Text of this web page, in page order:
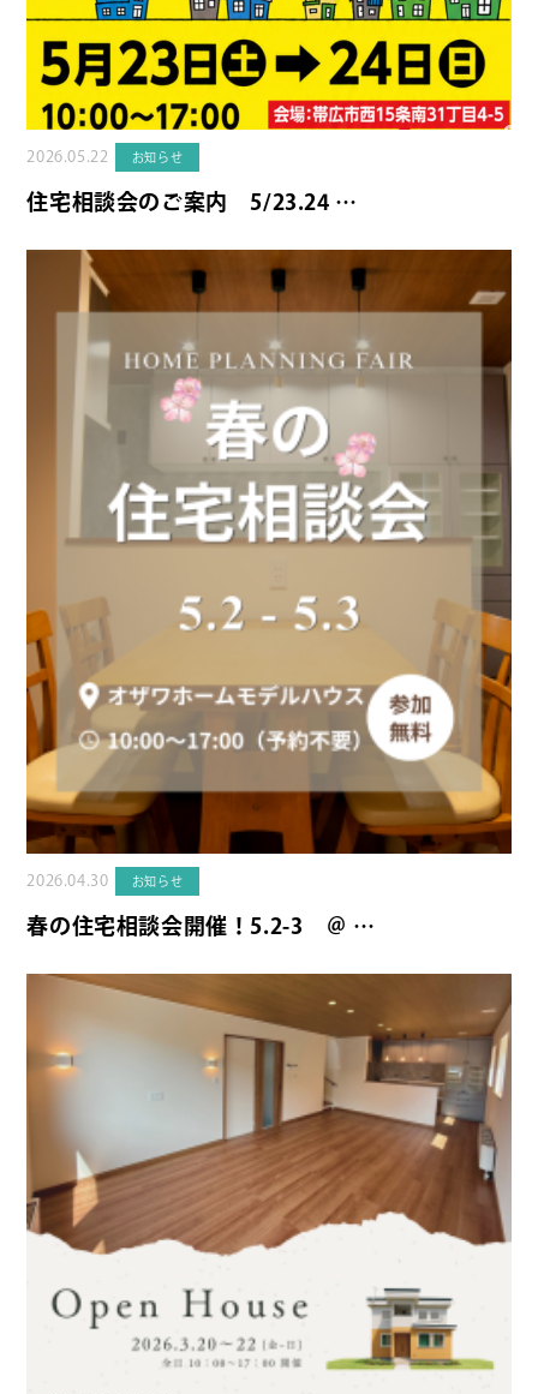
2026.05.22 お知らせ
住宅相談会のご案内 5/23.24 …
2026.04.30 お知らせ
春の住宅相談会開催！5.2-3 ＠ …